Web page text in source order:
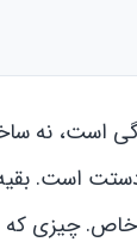
است، نه
است.
چیزی که